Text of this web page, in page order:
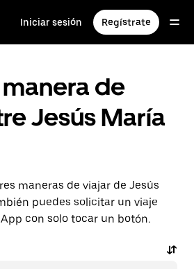
Iniciar sesión Regístrate
de
Jesús María
maneras de viajar de Jesús
puedes solicitar un viaje
con solo tocar un botón.